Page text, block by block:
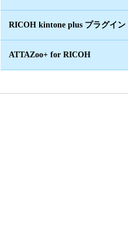
RICOH kintone plus プラグイン
ATTAZoo+ for RICOH